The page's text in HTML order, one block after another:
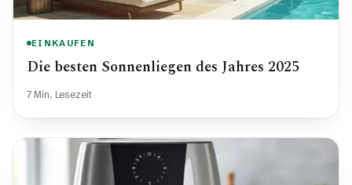
EINKAUFEN
Die besten Sonnenliegen des Jahres 2025
7 Min. Lesezeit